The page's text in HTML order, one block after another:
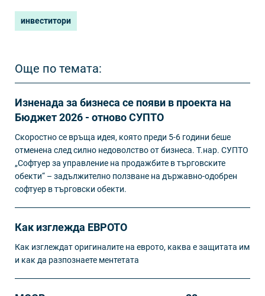
инвеститори
Още по темата:
Изненада за бизнеса се появи в проекта на
Бюджет 2026 - отново СУПТО
Скоростно се връща идея, която преди 5-6 години беше
отменена след силно недоволство от бизнеса. Т.нар. СУПТО
„Софтуер за управление на продажбите в търговските
обекти“ – задължително ползване на държавно-одобрен
софтуер в търговски обекти.
Как изглежда ЕВРОТО
Как изглеждат оригиналите на еврото, каква е защитата им
и как да разпознаете ментетата